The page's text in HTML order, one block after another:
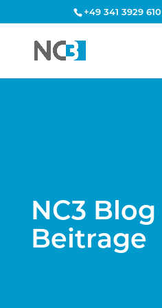
+49 341 3929 610
NC3 Blog
Beitrage